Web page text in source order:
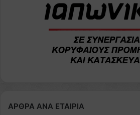
ΑΡΘΡΑ ΑΝΑ ΕΤΑΙΡΙΑ